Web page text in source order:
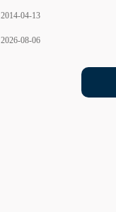
2014-04-13
2026-08-06